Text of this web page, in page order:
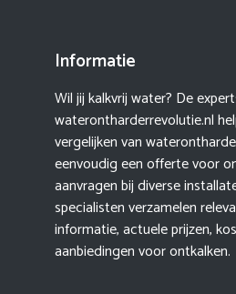
Informatie
Wil jij kalkvrij water? De
waterontharderrevolutie.nl
vergelijken van
eenvoudig een offerte voor
aanvragen bij diverse
specialisten verzamelen
informatie, actuele prijzen,
aanbiedingen voor ontkalken.